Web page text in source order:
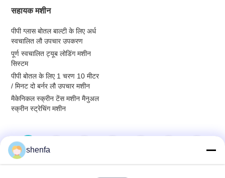
सहायक मशीन
पीपी ग्लास बोतल बाल्टी के लिए अर्ध
स्वचालित लौ उपचार उपकरण
पूर्ण स्वचालित ट्यूब लोडिंग मशीन
सिस्टम
पीपी बोतल के लिए 1 चरण 10 मीटर
/ मिनट दो बर्नर लौ उपचार मशीन
मैकेनिकल स्क्रीन टेंस मशीन मैनुअल
स्क्रीन स्ट्रेचिंग मशीन
8 > >>
shenfa